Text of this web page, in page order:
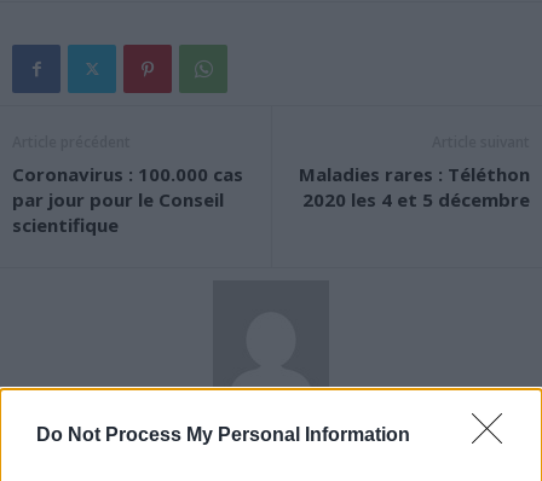
Do Not Process My Personal Information
Coronavirus : 100.000 cas
par jour pour le Conseil
scientifique
Maladies rares : Téléthon
2020 les 4 et 5 décembre